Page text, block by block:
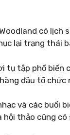
có lịch
lại trạng thái
tụ tập phổ biến
đầu tổ
và các buổi
hội thảo cũng có